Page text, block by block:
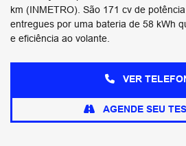
km (INMETRO). São 171 cv de
entregues por uma bateria de 58 kWh
e eficiência ao volante.
VER
AGENDE SEU